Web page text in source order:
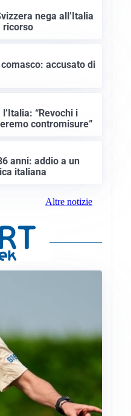
nega all’Italia
ricorso
accusato di
“Revochi i
contromisure”
anni: addio a un
italiana
Altre notizie